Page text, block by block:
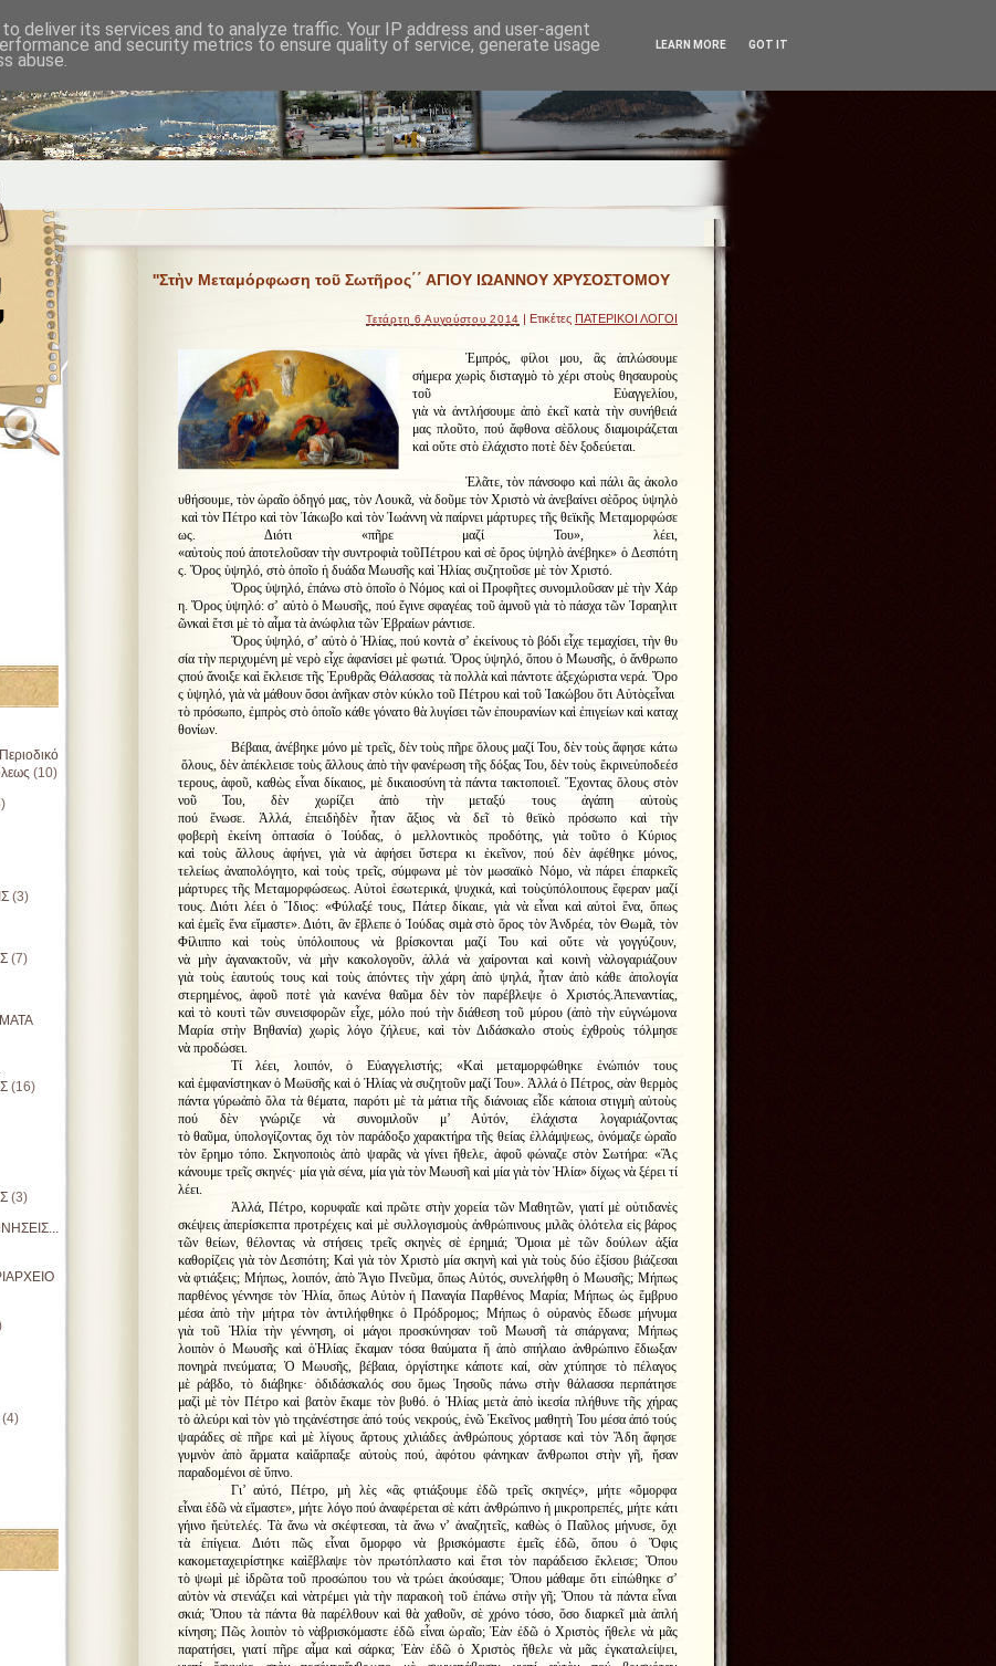
(10)
(3)
(7)
(16)
(3)
(4)
''Στὴν Μεταμόρφωση τοῦ Σωτῆρος΄΄ ΑΓΙΟΥ ΙΩΑΝΝΟΥ ΧΡΥΣΟΣΤΟΜΟΥ
Τετάρτη 6 Αυγούστου 2014 | Ετικέτες ΠΑΤΕΡΙΚΟΙ ΛΟΓΟΙ
Ἐμπρός, φίλοι μου, ἂς ἁπλώσουμε
σήμερα χωρὶς δισταγμὸ τὸ χέρι στοὺς θησαυροὺς
τοῦ Εὐαγγελίου,
γιὰ νὰ ἀντλήσουμε ἀπὸ ἐκεῖ κατὰ τὴν συνήθειά
μας πλοῦτο, πού ἄφθονα σὲὅλους διαμοιράζεται
καὶ οὔτε στὸ ἐλάχιστο ποτὲ δὲν ξοδεύεται.
Ἐλᾶτε,τὸν πάνσοφο καὶ πάλι ἂς ἀκολο
υθήσουμε, τὸν ὡραῖο ὁδηγό μας,τὸν Λουκᾶ, νὰ δοῦμε τὸν Χριστὸ νὰ ἀνεβαίνει σὲὄρος ὑψηλὸ
καὶ τὸν Πέτρο καὶ τὸν Ἰάκωβο καὶ τὸν Ἰωάννη νὰ παίρνει μάρτυρες τῆς θεϊκῆς Μεταμορφώσε
ως.Διότι «πῆρε μαζί Του», λέει,
«αὐτοὺς πού ἀποτελοῦσαν τὴν συντροφιὰ τοῦΠέτρου καὶ σὲ ὄρος ὑψηλὸ ἀνέβηκε» ὁ Δεσπότη
ς. Ὄρος ὑψηλό, στὸ ὁποῖο ἡ δυάδα Μωυσῆς καὶ Ἠλίας συζητοῦσε μὲ τὸν Χριστό.
Ὄρος ὑψηλό, ἐπάνω στὸ ὁποῖο ὁ Νόμος καὶ οἱ Προφῆτες συνομιλοῦσαν μὲ τὴν Χάρ
η. Ὄρος ὑψηλό:σ’ αὐτὸ ὁ Μωυσῆς, πού ἔγινε σφαγέας τοῦ ἀμνοῦ γιὰ τὸ πάσχα τῶν Ἰσραηλιτ
ῶνκαὶ ἔτσι μὲ τὸ αἷμα τὰ ἀνώφλια τῶν Ἑβραίων ράντισε.
Ὄρος ὑψηλό, σ’ αὐτὸ ὁ Ἠλίας,πού κοντὰ σ’ ἐκείνους τὸ βόδι εἶχε τεμαχίσει,τὴν θυ
σία τὴν περιχυμένη μὲ νερὸ εἶχε ἀφανίσει μὲ φωτιά.Ὄρος ὑψηλό,ὅπου ὁ Μωυσῆς, ὁ ἄνθρωπο
ςπού ἄνοιξε καὶ ἔκλεισε τῆς Ἐρυθρᾶς Θάλασσας τὰ πολλὰ καὶ πάντοτε ἀξεχώριστα νερά. Ὄρο
ς ὑψηλό, γιὰ νὰ μάθουν ὅσοι ἀνῆκαν στὸν κύκλο τοῦ Πέτρου καὶ τοῦ Ἰακώβου ὅτι Αὐτὸςεἶναι
τὸ πρόσωπο, ἐμπρὸς στὸ ὁποῖο κάθε γόνατο θὰ λυγίσει τῶν ἐπουρανίων καὶ ἐπιγείων καὶ καταχ
θονίων.
Βέβαια, ἀνέβηκε μόνο μὲ τρεῖς, δὲν τοὺς πῆρε ὅλους μαζί Του,δὲν τοὺς ἄφησε κάτω
ὅλους, δὲν ἀπέκλεισε τοὺς ἄλλους ἀπὸ τὴν φανέρωση τῆς δόξας Του,δὲν τοὺς ἔκρινεὑποδεέσ
τερους,ἀφοῦ,καθὼς εἶναι δίκαιος, μὲ δικαιοσύνη τὰ πάντα τακτοποιεῖ. Ἔχοντας ὅλους στὸν
νοῦ Του, δὲν χωρίζει ἀπὸ τὴν μεταξύ τους ἀγάπη αὐτοὺς
πού ἕνωσε. Ἀλλά, ἐπειδὴδὲν ἦταν ἄξιος νὰ δεῖ τὸ θεϊκὸ πρόσωπο καὶ τὴν
φοβερὴ ἐκείνη ὀπτασία ὁ Ἰούδας, ὁ μελλοντικὸς προδότης, γιὰ τοῦτο ὁ Κύριος
καὶ τοὺς ἄλλους ἀφήνει, γιὰ νὰ ἀφήσει ὕστερα κι ἐκεῖνον, πού δὲν ἀφέθηκε μόνος,
τελείως ἀναπολόγητο, καὶ τοὺς τρεῖς, σύμφωνα μὲ τὸν μωσαϊκὸ Νόμο, νὰ πάρει ἐπαρκεῖς
μάρτυρες τῆς Μεταμορφώσεως. Αὐτοὶ ἐσωτερικά, ψυχικά, καὶ τοὺςὑπόλοιπους ἔφεραν μαζί
τους. Διότι λέει ὁ Ἴδιος: «Φύλαξέ τους, Πάτερ δίκαιε, γιὰ νὰ εἶναι καὶ αὐτοὶ ἕνα, ὅπως
καὶ ἐμεῖς ἕνα εἴμαστε». Διότι, ἂν ἔβλεπε ὁ Ἰούδας σιμὰ στὸ ὅρος τὸν Ἀνδρέα, τὸν Θωμᾶ, τὸν
Φίλιππο καὶ τοὺς ὑπόλοιπους νὰ βρίσκονται μαζί Του καὶ οὔτε νὰ γογγύζουν,
νὰ μὴν ἀγανακτοῦν, νὰ μὴν κακολογοῦν, ἀλλά νὰ χαίρονται καὶ κοινὴ νὰλογαριάζουν
γιὰ τοὺς ἑαυτούς τους καὶ τοὺς ἀπόντες τὴν χάρη ἀπὸ ψηλά, ἦταν ἀπὸ κάθε ἀπολογία
στερημένος, ἀφοῦ ποτὲ γιὰ κανένα θαῦμα δὲν τὸν παρέβλεψε ὁ Χριστός.Ἀπεναντίας,
καὶ τὸ κουτὶ τῶν συνεισφορῶν εἶχε, μόλο πού τὴν διάθεση τοῦ μύρου (ἀπὸ τὴν εὐγνώμονα
Μαρία στὴν Βηθανία) χωρὶς λόγο ζήλευε, καὶ τὸν Διδάσκαλο στοὺς ἐχθροὺς τόλμησε
νὰ προδώσει.
Τί λέει, λοιπόν, ὁ Εὐαγγελιστής; «Καὶ μεταμορφώθηκε ἐνώπιόν τους
καὶ ἐμφανίστηκαν ὁ Μωϋσῆς καὶ ὁ Ἠλίας νὰ συζητοῦν μαζί Του». Ἀλλά ὁ Πέτρος, σὰν θερμὸς
πάντα γύρωἀπὸ ὅλα τὰ θέματα, παρότι μὲ τὰ μάτια τῆς διάνοιας εἶδε κάποια στιγμὴ αὐτοὺς
πού δὲν γνώριζε νὰ συνομιλοῦν μ’ Αὐτόν, ἐλάχιστα λογαριάζοντας
τὸ θαῦμα, ὑπολογίζοντας ὄχι τὸν παράδοξο χαρακτήρα τῆς θείας ἐλλάμψεως, ὀνόμαζε ὡραῖο
τὸν ἔρημο τόπο. Σκηνοποιὸς ἀπὸ ψαρᾶς νὰ γίνει ἤθελε, ἀφοῦ φώναζε στὸν Σωτήρα: «Ἂς
κάνουμε τρεῖς σκηνές· μία γιὰ σένα, μία γιὰ τὸν Μωυσῆ καὶ μία γιὰ τὸν Ἠλία» δίχως νὰ ξέρει τί
λέει.
Ἀλλά, Πέτρο, κορυφαῖε καὶ πρῶτε στὴν χορεία τῶν Μαθητῶν, γιατί μὲ οὐτιδανὲς
σκέψεις ἀπερίσκεπτα προτρέχεις καὶ μὲ συλλογισμοὺς ἀνθρώπινους μιλᾶς ὁλότελα εἰς βάρος
τῶν θείων, θέλοντας νὰ στήσεις τρεῖς σκηνὲς σὲ ἐρημιά; Ὅμοια μὲ τῶν δούλων ἀξία
καθορίζεις γιὰ τὸν Δεσπότη; Καὶ γιὰ τὸν Χριστὸ μία σκηνὴ καὶ γιὰ τοὺς δύο ἐξίσου βιάζεσαι
νὰ φτιάξεις; Μήπως, λοιπόν, ἀπὸ Ἅγιο Πνεῦμα, ὅπως Αὐτός, συνελήφθη ὁ Μωυσῆς; Μήπως
παρθένος γέννησε τὸν Ἠλία, ὅπως Αὐτὸν ἡ Παναγία Παρθένος Μαρία; Μήπως ὡς ἔμβρυο
μέσα ἀπὸ τὴν μήτρα τὸν ἀντιλήφθηκε ὁ Πρόδρομος; Μήπως ὁ οὐρανὸς ἔδωσε μήνυμα
γιὰ τοῦ Ἠλία τὴν γέννηση, οἱ μάγοι προσκύνησαν τοῦ Μωυσῆ τὰ σπάργανα; Μήπως
λοιπὸν ὁ Μωυσῆς καὶ ὁἨλίας ἔκαμαν τόσα θαύματα ἤ ἀπὸ σπήλαιο ἀνθρώπινο ἔδιωξαν
πονηρὰ πνεύματα; Ὁ Μωυσῆς, βέβαια, ὀργίστηκε κάποτε καί, σὰν χτύπησε τὸ πέλαγος
μὲ ράβδο, τὸ διάβηκε· ὁδιδάσκαλός σου ὅμως Ἰησοῦς πάνω στὴν θάλασσα περπάτησε
μαζὶ μὲ τὸν Πέτρο καὶ βατὸν ἔκαμε τὸν βυθό. ὁ Ἠλίας μετὰ ἀπὸ ἱκεσία πλήθυνε τῆς χήρας
τὸ ἀλεύρι καὶ τὸν γιὸ τηςἀνέστησε ἀπό τούς νεκρούς, ἐνῶ Ἐκεῖνος μαθητὴ Του μέσα ἀπό τούς
ψαράδες σὲ πῆρε καὶ μὲ λίγους ἄρτους χιλιάδες ἀνθρώπους χόρτασε καὶ τὸν Ἅδη ἄφησε
γυμνὸν ἀπὸ ἅρματα καὶἅρπαξε αὐτοὺς πού, ἀφότου φάνηκαν ἄνθρωποι στὴν γῆ, ἤσαν
παραδομένοι σὲ ὕπνο.
Γι’ αὐτό, Πέτρο, μὴ λὲς «ἂς φτιάξουμε ἐδῶ τρεῖς σκηνές», μήτε «ὄμορφα
εἶναι ἐδῶ νὰ εἴμαστε», μήτε λόγο πού ἀναφέρεται σὲ κάτι ἀνθρώπινο ἡ μικροπρεπές, μήτε κάτι
γήινο ἤεὐτελές. Τὰ ἄνω νὰ σκέφτεσαι, τὰ ἄνω ν’ ἀναζητεῖς, καθὼς ὁ Παῦλος μήνυσε, ὄχι
τὰ ἐπίγεια. Διότι πῶς εἶναι ὄμορφο νὰ βρισκόμαστε ἐμεῖς ἐδῶ, ὅπου ὁ Ὄφις
κακομεταχειρίστηκε καὶἔβλαψε τὸν πρωτόπλαστο καὶ ἔτσι τὸν παράδεισο ἔκλεισε; Ὅπου
τὸ ψωμὶ μὲ ἱδρῶτα τοῦ προσώπου του νὰ τρώει ἀκούσαμε; Ὅπου μάθαμε ὅτι εἰπώθηκε σ’
αὐτὸν νὰ στενάζει καὶ νὰτρέμει γιὰ τὴν παρακοὴ τοῦ ἐπάνω στὴν γῆ; Ὅπου τὰ πάντα εἶναι
σκιά; Ὅπου τὰ πάντα θὰ παρέλθουν καὶ θὰ χαθοῦν, σὲ χρόνο τόσο, ὅσο διαρκεῖ μιὰ ἁπλή
κίνηση; Πῶς λοιπὸν τὸ νὰβρισκόμαστε ἐδῶ εἶναι ὡραῖο; Ἐὰν ἐδῶ ὁ Χριστὸς ἤθελε νὰ μᾶς
παρατήσει, γιατί πῆρε αἷμα καὶ σάρκα; Ἐὰν ἐδῶ ὁ Χριστὸς ἤθελε νὰ μᾶς ἐγκαταλείψει,
deliver its services and to analyze traffic. Your IP address and user-agent
and security metrics to ensure quality of service, generate usage
abuse.
LEARN MORE GOT IT